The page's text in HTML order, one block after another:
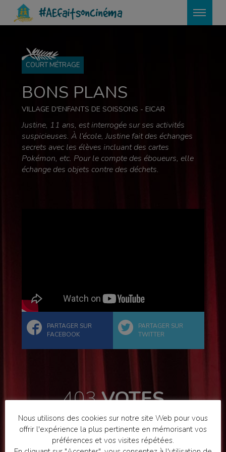
#AEfaitsoncinéma
COURT MÉTRAGE
BONS PLANS
VILLAGE D'ENFANTS DE SOISSONS - EICAR
Justine, 11 ans, est interrogée sur ses activités
suspicieuses. À l’école, Justine fait des échanges
secrets avec les élèves incluant des cartes
Pokémon, etc. Pour le compte des éboueurs, elle
échange des objets contre des déchets.
PARTAGER SUR
FACEBOOK
PARTAGER SUR
TWITTER
403VOTES
Nous utilisons des cookies sur notre site Web pour vous
offrir l'expérience la plus pertinente en mémorisant vos
préférences et vos visites répétées.